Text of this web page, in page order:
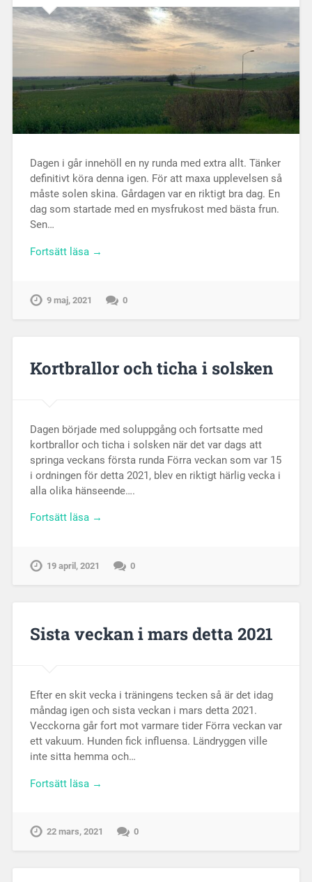
Dagen i går innehöll en ny runda med extra allt. Tänker
definitivt köra denna igen. För att maxa upplevelsen så
måste solen skina. Gårdagen var en riktigt bra dag. En
dag som startade med en mysfrukost med bästa frun.
Sen…
Fortsätt läsa →
9 maj, 2021 0
Kortbrallor och ticha i solsken
Dagen började med soluppgång och fortsatte med
kortbrallor och ticha i solsken när det var dags att
springa veckans första runda Förra veckan som var 15
i ordningen för detta 2021, blev en riktigt härlig vecka i
alla olika hänseende….
Fortsätt läsa →
19 april, 2021 0
Sista veckan i mars detta 2021
Efter en skit vecka i träningens tecken så är det idag
måndag igen och sista veckan i mars detta 2021.
Vecckorna går fort mot varmare tider Förra veckan var
ett vakuum. Hunden fick influensa. Ländryggen ville
inte sitta hemma och…
Fortsätt läsa →
22 mars, 2021 0